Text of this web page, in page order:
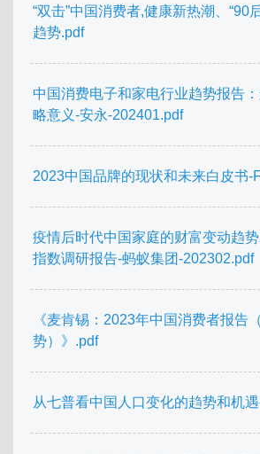
“双击”中国消费者,健康新热潮、“90
趋势.pdf
中国消费电子和家电行业趋势报告
略意义-安永-202401.pdf
2023中国品牌的现状和未来白皮书-
疫情后时代中国家庭的财富变动趋
指数调研报告-蚂蚁集团-202302.pdf
《麦肯锡：2023年中国消费者报告
势）》.pdf
从七普看中国人口变化的趋势和机